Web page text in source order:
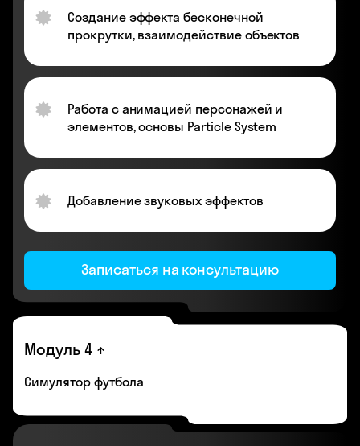
Создание эффекта бесконечной
прокрутки, взаимодействие объектов
Работа с анимацией персонажей и
элементов, основы Particle System
Добавление звуковых эффектов
Записаться на консультацию
Модуль 4
Симулятор футбола